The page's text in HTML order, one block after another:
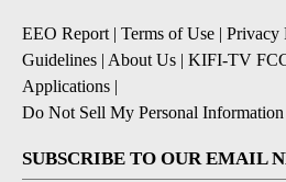
EEO Report| Terms of Use | Privacy
Guidelines | About Us | KIFI-TV
Applications |
Do Not Sell My Personal Information
SUBSCRIBE TO OUR EMAIL